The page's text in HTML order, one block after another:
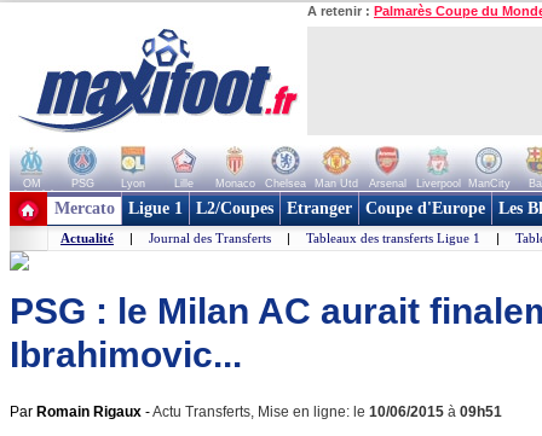
A retenir : Palmarès Coupe du
OM PSG Lyon Lille Monaco Chelsea Man Utd Arsenal Liverpool ManCity
+ de clubs
Mercato Ligue 1 L2/Coupes Etranger Coupe d'Europe Les
Actualité | Journal des Transferts | Tableaux des transferts Ligue 1 |
PSG : le Milan AC aurait
Ibrahimovic...
Par Romain Rigaux -Actu Transferts, Mise en ligne: le 10/06/2015 à 09h51